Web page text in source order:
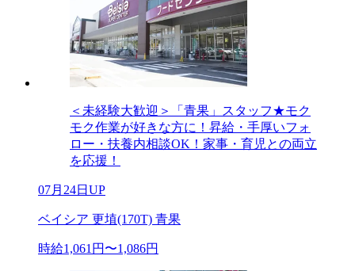
＜未経験大歓迎＞「青果」スタッフ★モク
モク作業が好きな方に！昇給・手厚いフォ
ロー・扶養内相談OK！家事・育児との両立
を応援！
07月24日UP
ベイシア 更埴(170T) 青果
時給1,061円〜1,086円